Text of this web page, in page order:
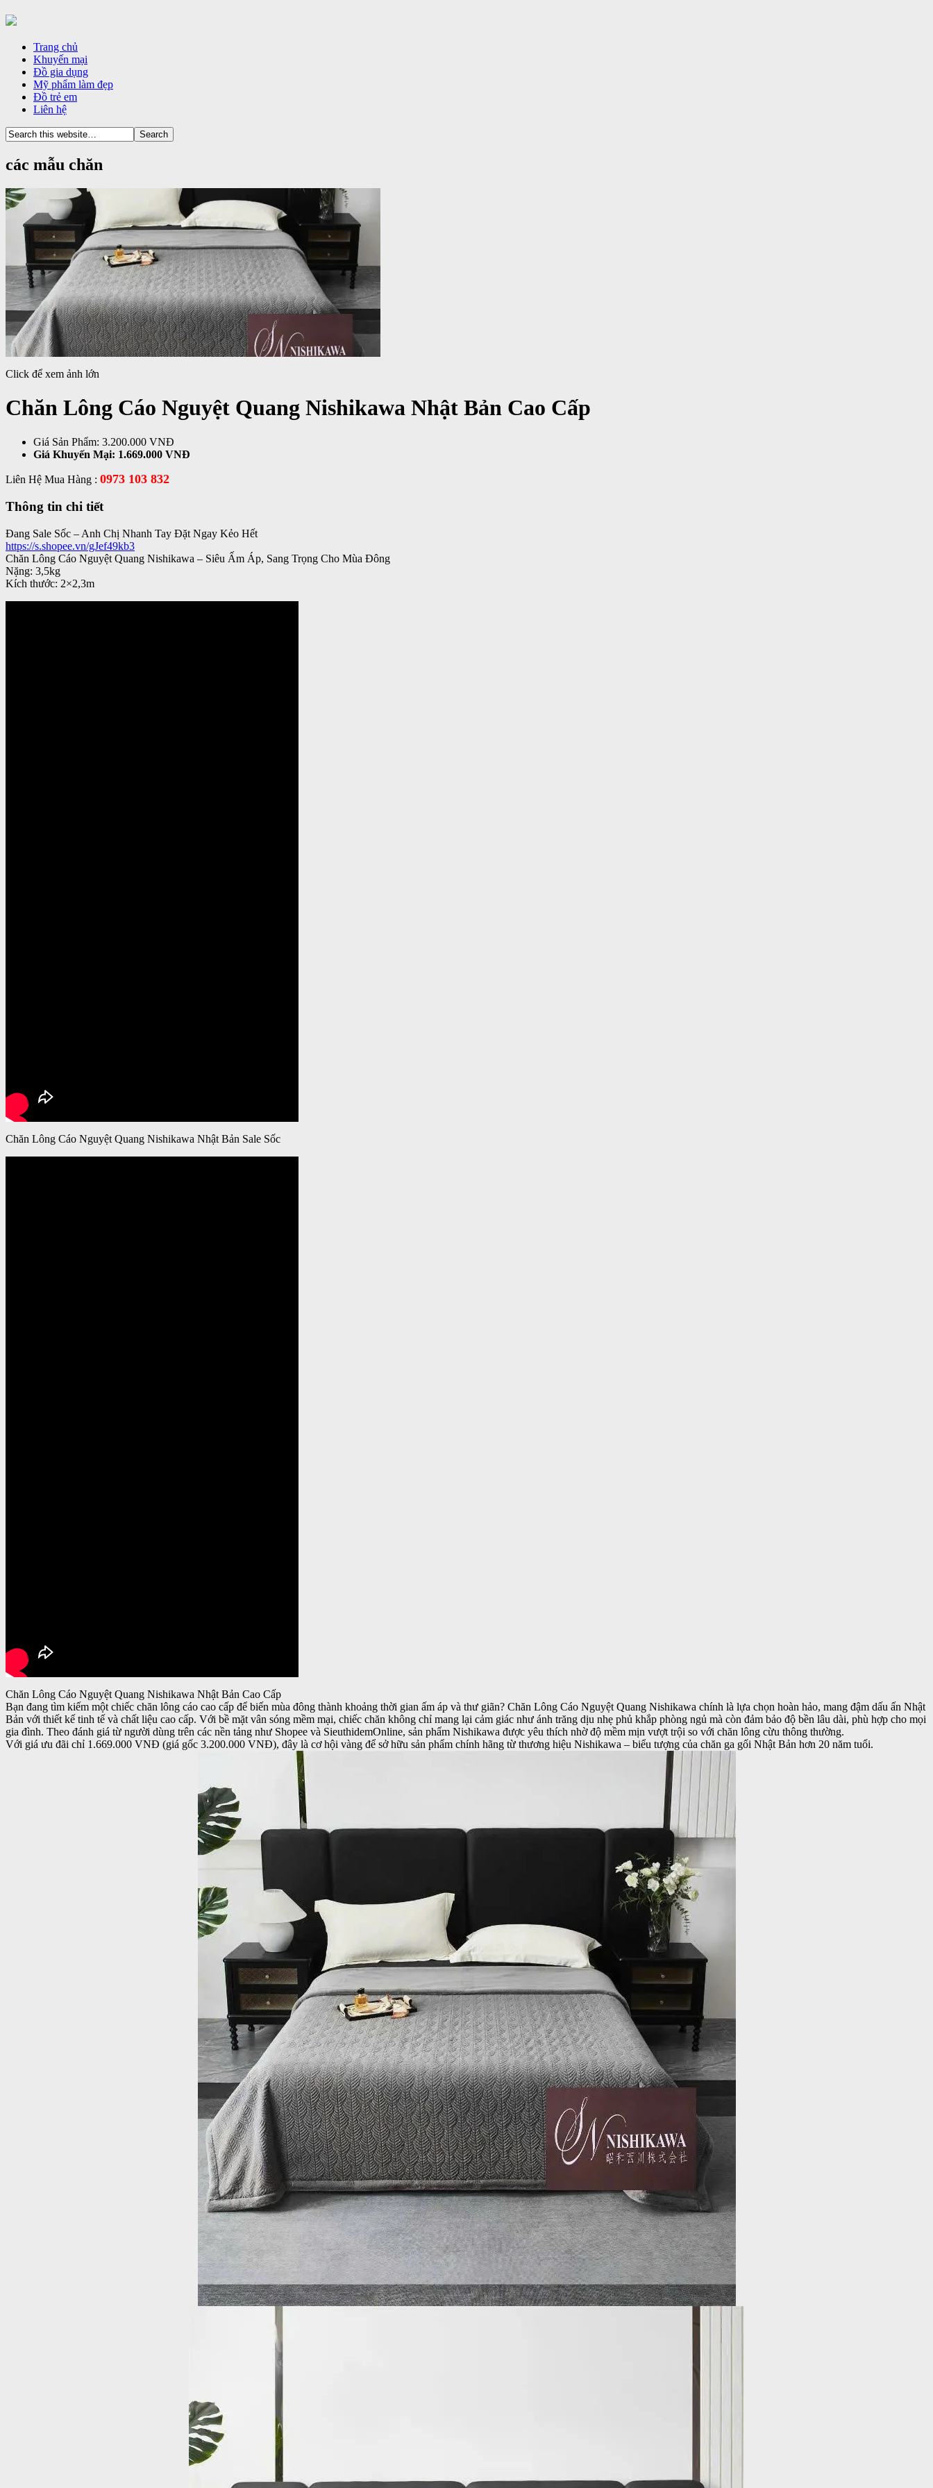
Trang chủ
Khuyến mại
Đồ gia dụng
Mỹ phẩm làm đẹp
Đồ trẻ em
Liên hệ
các mẫu chăn
Click để xem ảnh lớn
Chăn Lông Cáo Nguyệt Quang Nishikawa Nhật Bản Cao Cấp
Giá Sản Phẩm: 3.200.000 VNĐ
Giá Khuyến Mại: 1.669.000 VNĐ
Liên Hệ Mua Hàng : 0973 103 832
Thông tin chi tiết
Đang Sale Sốc – Anh Chị Nhanh Tay Đặt Ngay Kẻo Hết
https://s.shopee.vn/gJef49kb3
Chăn Lông Cáo Nguyệt Quang Nishikawa – Siêu Ấm Áp, Sang Trọng Cho Mùa Đông
Nặng: 3,5kg
Kích thước: 2×2,3m
Chăn Lông Cáo Nguyệt Quang Nishikawa Nhật Bản Sale Sốc
Chăn Lông Cáo Nguyệt Quang Nishikawa Nhật Bản Cao Cấp
Bạn đang tìm kiếm một chiếc chăn lông cáo cao cấp để biến mùa đông thành khoảng thời gian ấm áp và thư giãn? Chăn Lông Cáo Nguyệt Quang Nishikawa chính là lựa chọn hoàn hảo, mang đậm dấu ấn Nhật
Bản với thiết kế tinh tế và chất liệu cao cấp. Với bề mặt vân sóng mềm mại, chiếc chăn không chỉ mang lại cảm giác như ánh trăng dịu nhẹ phủ khắp phòng ngủ mà còn đảm bảo độ bền lâu dài, phù hợp cho mọi
gia đình. Theo đánh giá từ người dùng trên các nền tảng như Shopee và SieuthidemOnline, sản phẩm Nishikawa được yêu thích nhờ độ mềm mịn vượt trội so với chăn lông cừu thông thường.
Với giá ưu đãi chỉ 1.669.000 VNĐ (giá gốc 3.200.000 VNĐ), đây là cơ hội vàng để sở hữu sản phẩm chính hãng từ thương hiệu Nishikawa – biểu tượng của chăn ga gối Nhật Bản hơn 20 năm tuổi.